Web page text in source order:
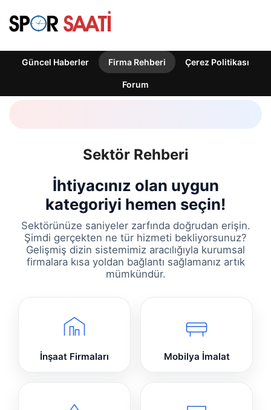
Güncel Haberler Firma Rehberi Çerez Politikası
Forum
Sektör Rehberi
İhtiyacınız olan uygun
kategoriyi hemen seçin!
Sektörünüze saniyeler zarfında doğrudan erişin.
Şimdi gerçekten ne tür hizmeti bekliyorsunuz?
Gelişmiş dizin sistemimiz aracılığıyla kurumsal
firmalara kısa yoldan bağlantı sağlamanız artık
mümkündür.
İnşaat Firmaları Mobilya İmalat